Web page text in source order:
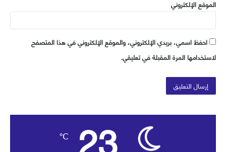
الموقع الإلكتروني
احفظ اسمي، بريدي الإلكتروني، والموقع الإلكتروني في هذا المتصفح
لاستخدامها المرة المقبلة في تعليقي.
℃